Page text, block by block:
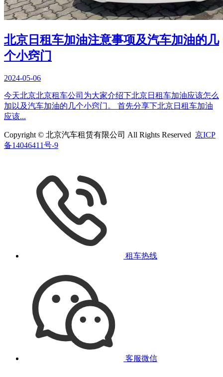
北京日租车加油注意事项及汽车加油的几
个小窍门
2024-05-06
今天北京北京租车公司为大家介绍下北京日租车加油应该怎么
加以及汽车加油的几个小窍门。 首先分享下北京日租车加油
应该...
Copyright © 北京汽车租赁有限公司 All Rights Reserved 京ICP
备14046411号-9
租车热线
客服微信